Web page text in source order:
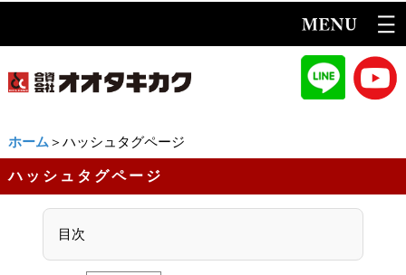
ホーム ＞ハッシュタグページ
ハッシュタグページ
目次